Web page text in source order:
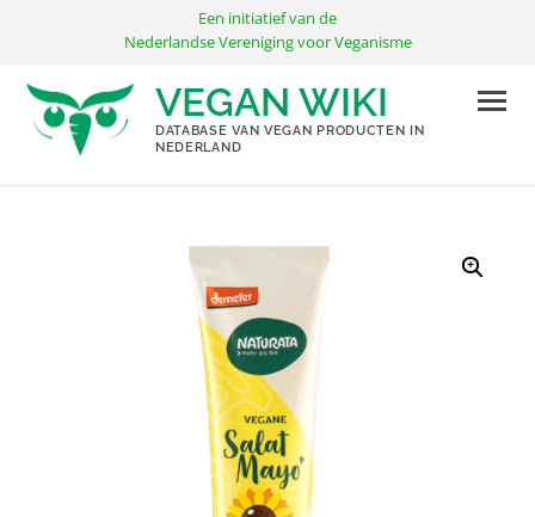
inhoud
Een initiatief van de
Nederlandse Vereniging voor Veganisme
VEGAN WIKI
DATABASE VAN VEGAN PRODUCTEN IN
NEDERLAND